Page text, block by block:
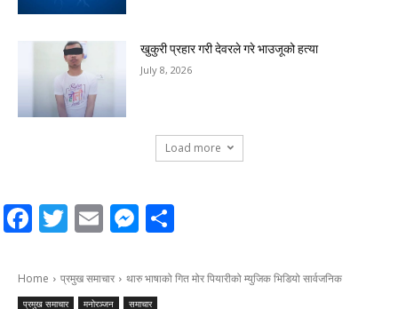
खुकुरी प्रहार गरी देवरले गरे भाउजूको हत्या
July 8, 2026
Load more
Facebook
Twitter
EmailMessenger